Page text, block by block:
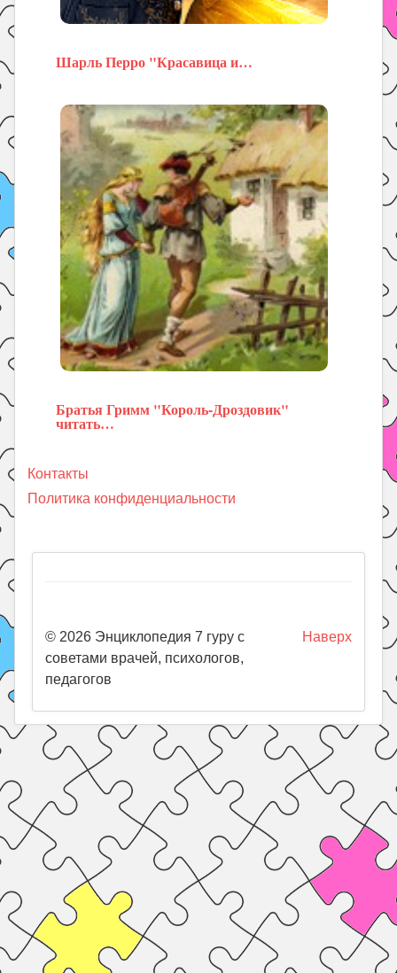
Шарль Перро "Красавица и…
Братья Гримм "Король-Дроздовик"
читать…
Контакты
Политика конфиденциальности
Наверх
© 2026 Энциклопедия 7 гуру с
советами врачей, психологов,
педагогов